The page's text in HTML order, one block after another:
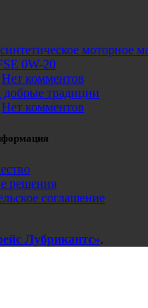
моторное
0W-20
Нет комментов
добрые традиции
Нет комментов
решения
соглашение
Лубрикантс».